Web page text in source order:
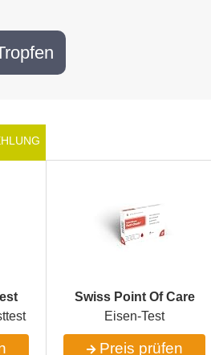
Swiss Point Of Care
Eisen-Test
Preis prüfen